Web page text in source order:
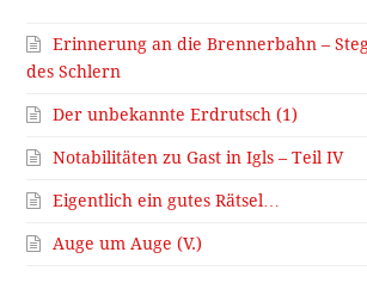
Erinnerung an die Brennerbahn –
des Schlern
Der unbekannte Erdrutsch (1)
Notabilitäten zu Gast in Igls – Teil IV
Eigentlich ein gutes Rätsel…
Auge um Auge (V.)